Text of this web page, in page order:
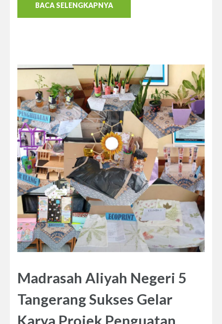
BACA SELENGKAPNYA
Madrasah Aliyah Negeri 5
Tangerang Sukses Gelar
Karya Projek Penguatan